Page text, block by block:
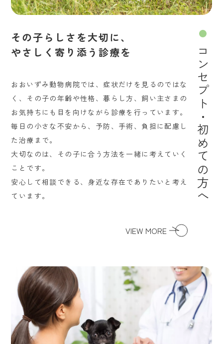
その子らしさを大切に、
やさしく寄り添う診療を
おおいずみ動物病院では、症状だけを見るのではな
く、その子の年齢や性格、暮らし方、飼い主さまの
お気持ちにも目を向けながら診療を行っています。
毎日の小さな不安から、予防、手術、負担に配慮し
た治療まで。
大切なのは、その子に合う方法を一緒に考えていく
ことです。
安心して相談できる、身近な存在でありたいと考え
ています。
VIEW MORE
コンセプト・初めての方へ